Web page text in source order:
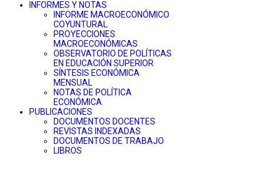
INFORMES Y NOTAS
INFORME MACROECONÓMICO
COYUNTURAL
PROYECCIONES
MACROECONÓMICAS
OBSERVATORIO DE POLÍTICAS
EN EDUCACIÓN SUPERIOR
SÍNTESIS ECONÓMICA
MENSUAL
NOTAS DE POLÍTICA
ECONÓMICA
PUBLICACIONES
DOCUMENTOS DOCENTES
REVISTAS INDEXADAS
DOCUMENTOS DE TRABAJO
LIBROS